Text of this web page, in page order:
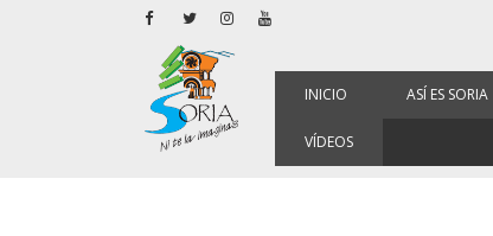
INICIO ASÍ ES SORIA
VÍDEOS